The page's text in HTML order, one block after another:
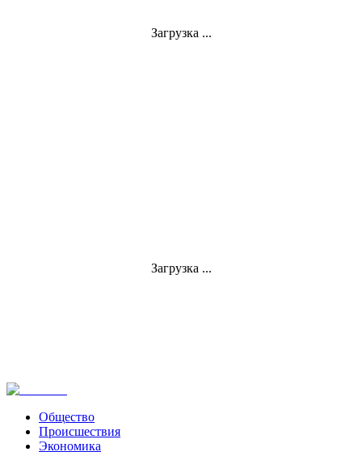
Загрузка ...
Загрузка ...
Общество
Происшествия
Экономика